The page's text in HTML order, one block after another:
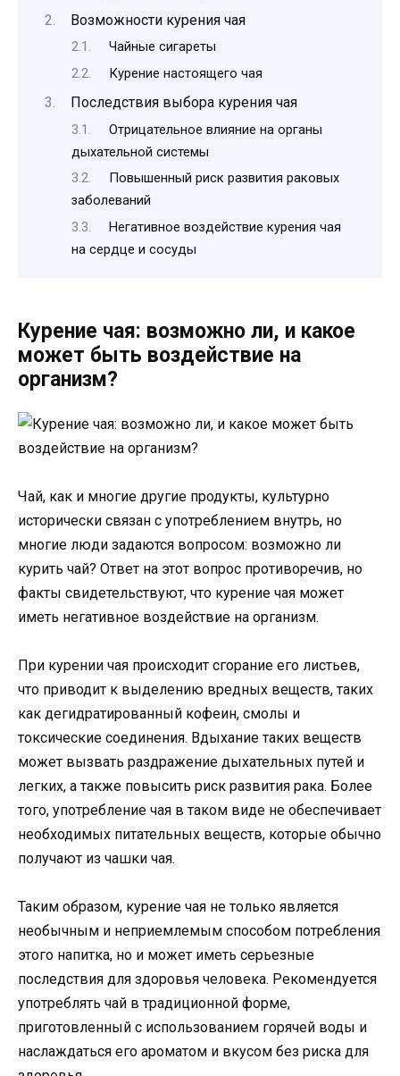
Возможности курения чая
Чайные сигареты
Курение настоящего чая
Последствия выбора курения чая
Отрицательное влияние на органы
дыхательной системы
Повышенный риск развития раковых
заболеваний
Негативное воздействие курения чая
на сердце и сосуды
Курение чая: возможно ли, и какое
может быть воздействие на
организм?
Чай, как и многие другие продукты, культурно
исторически связан с употреблением внутрь, но
многие люди задаются вопросом: возможно ли
курить чай? Ответ на этот вопрос противоречив, но
факты свидетельствуют, что курение чая может
иметь негативное воздействие на организм.
При курении чая происходит сгорание его листьев,
что приводит к выделению вредных веществ, таких
как дегидратированный кофеин, смолы и
токсические соединения. Вдыхание таких веществ
может вызвать раздражение дыхательных путей и
легких, а также повысить риск развития рака. Более
того, употребление чая в таком виде не обеспечивает
необходимых питательных веществ, которые обычно
получают из чашки чая.
Таким образом, курение чая не только является
необычным и неприемлемым способом потребления
этого напитка, но и может иметь серьезные
последствия для здоровья человека. Рекомендуется
употреблять чай в традиционной форме,
приготовленный с использованием горячей воды и
наслаждаться его ароматом и вкусом без риска для